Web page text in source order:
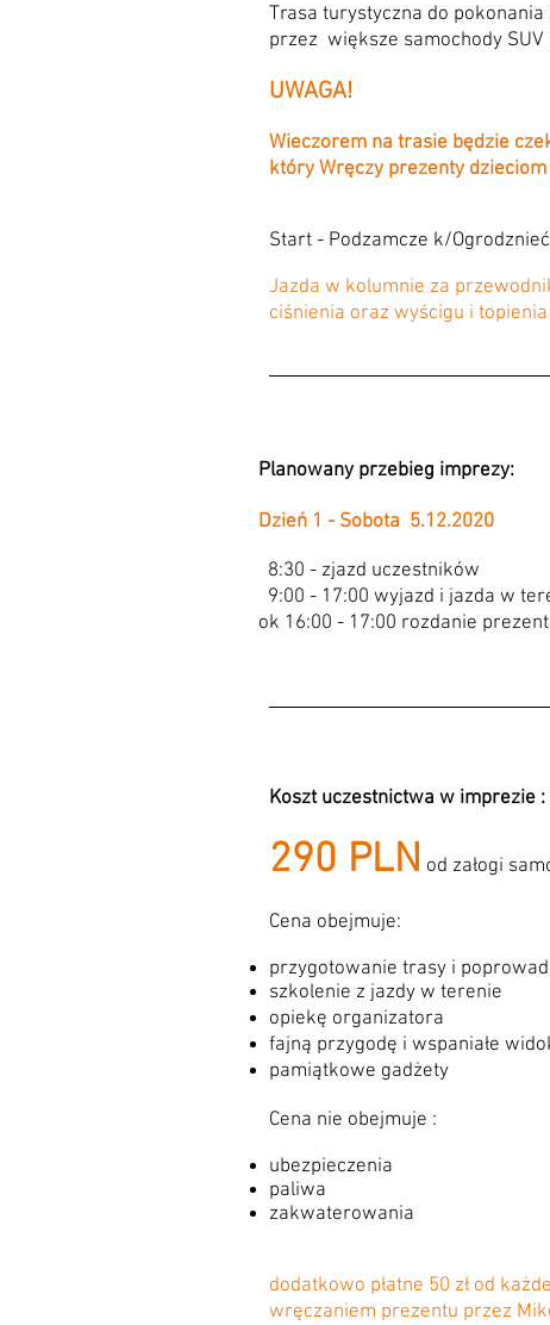
Trasa turystyczna do
przez większe samochody SUV
UWAGA!
Wieczorem na trasie będzie
który Wręczy prezenty
Start - Podzamcze k/
Jazda w kolumnie za
ciśnienia oraz wyścigu i
Planowany przebieg imprezy:
Dzień 1 - Sobota 5.12.2020
8:30 - zjazd uczestników
9:00 - 17:00 wyjazd i jazda w
ok 16:00 - 17:00 rozdanie
Koszt uczestnictwa w imprezie :
290 PLN od załogi
Cena obejmuje:
przygotowanie trasy i
szkolenie z jazdy w terenie
opiekę organizatora
fajną przygodę i wspaniałe
pamiątkowe gadżety
Cena nie obejmuje :
ubezpieczenia
paliwa
zakwaterowania
dodatkowo płatne 50 zł od
wręczaniem prezentu przez